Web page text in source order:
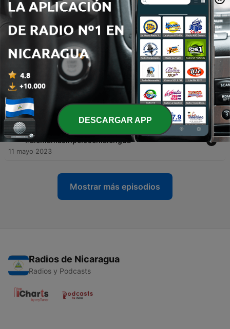
20 jul. 2025
58 - The solution to Germany’s Biggest Problem
57 - Top 10 Ausbildung en Alemania
12 feb. 2024
56 - Sobreviviendo Alemania: Entre Racismo y
Oportunidades 🎙️#alemaniasinpelosenlalengua
24 dic. 2023
55 - Mi familia de Au-pair me corrío de la casa - 🎙️003 |
#alemaniasinpelosenlalengua
11 mayo 2023
Mostrar más episodios
Radios de Nicaragua
Radios y Podcasts
DESCARGAR APP